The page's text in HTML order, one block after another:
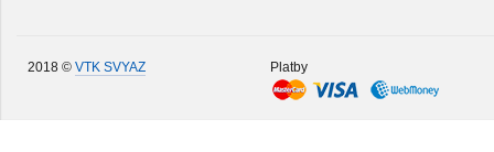
2018 © VTK SVYAZ Platby